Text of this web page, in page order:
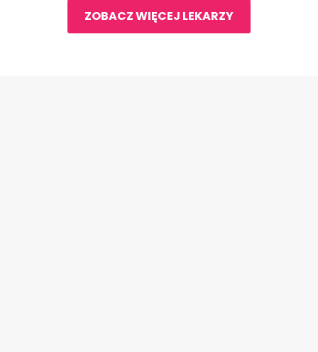
ZOBACZ WIĘCEJ LEKARZY